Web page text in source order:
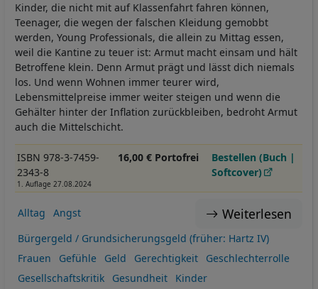
Kinder, die nicht mit auf Klassenfahrt fahren können,
Teenager, die wegen der falschen Kleidung gemobbt
werden, Young Professionals, die allein zu Mittag essen,
weil die Kantine zu teuer ist: Armut macht einsam und hält
Betroffene klein. Denn Armut prägt und lässt dich niemals
los. Und wenn Wohnen immer teurer wird,
Lebensmittelpreise immer weiter steigen und wenn die
Gehälter hinter der Inflation zurückbleiben, bedroht Armut
auch die Mittelschicht.
ISBN 978-3-7459-
2343-8
1. Auflage 27.08.2024
16,00 € Portofrei
Bestellen (Buch |
Softcover)
Weiterlesen
Alltag
Angst
Bürgergeld / Grundsicherungsgeld (früher: Hartz IV)
Frauen
Gefühle Geld Gerechtigkeit
Geschlechterrolle
Gesellschaftskritik
Gesundheit Kinder